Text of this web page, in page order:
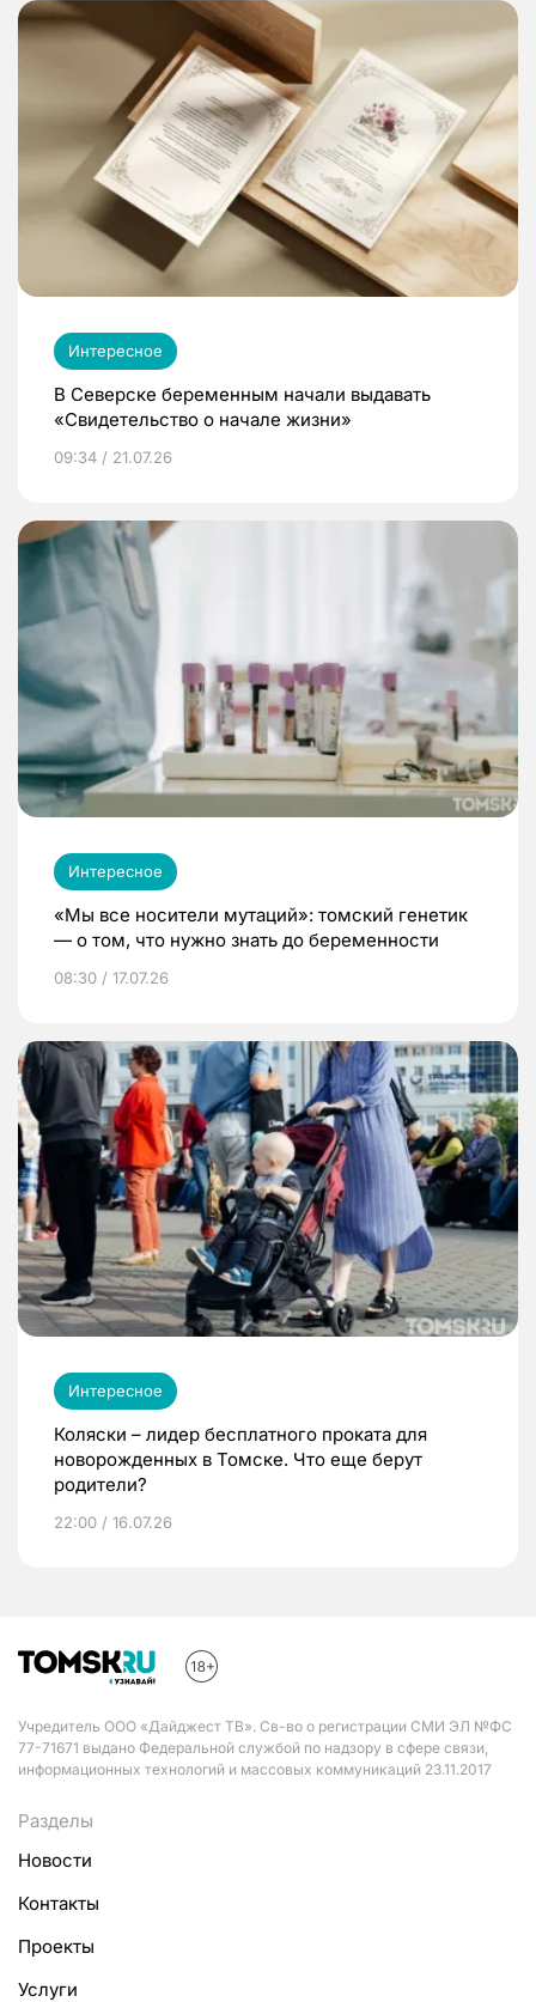
Интересное
В Северске беременным начали выдавать
«Свидетельство о начале жизни»
09:34 / 21.07.26
Интересное
«Мы все носители мутаций»: томский генетик
— о том, что нужно знать до беременности
08:30 / 17.07.26
Интересное
Коляски – лидер бесплатного проката для
новорожденных в Томске. Что еще берут
родители?
22:00 / 16.07.26
Учредитель ООО «Дайджест ТВ». Св-во о регистрации СМИ ЭЛ №ФС
77-71671 выдано Федеральной службой по надзору в сфере связи,
информационных технологий и массовых коммуникаций 23.11.2017
Разделы
Новости
Контакты
Проекты
Услуги